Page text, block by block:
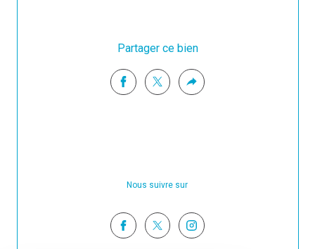
Partager ce bien
Nous suivre sur